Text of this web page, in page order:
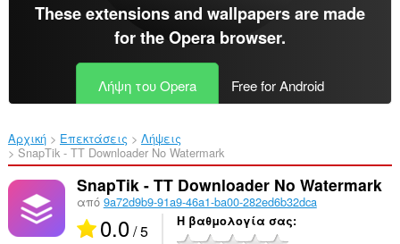
These extensions and wallpapers are made
for theOpera browser.
Λήψη του Opera Free for Android
Αρχική Επεκτάσεις
Λήψεις
SnapTik - TT Downloader No Watermark‎
SnapTik - TT Downloader No Watermark
από 9a72d9b9-91a9-46a1-ba00-282ed6b32dca
0.0/ 5 Η βαθμολογία σας